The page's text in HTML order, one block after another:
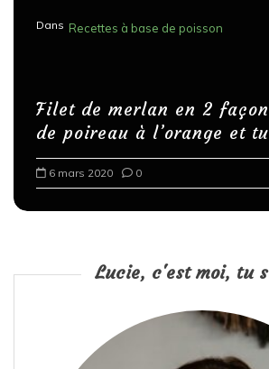
Dans Recettes à base de poisson
Filet de merlan en 2
de poireau à l’orange et
6 mars 2020 0
Lucie, c'est moi, tu